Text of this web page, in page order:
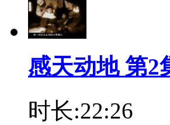
感天动地 第2
时长:22:26